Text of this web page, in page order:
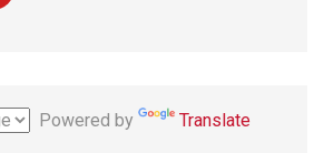
Powered by Translate